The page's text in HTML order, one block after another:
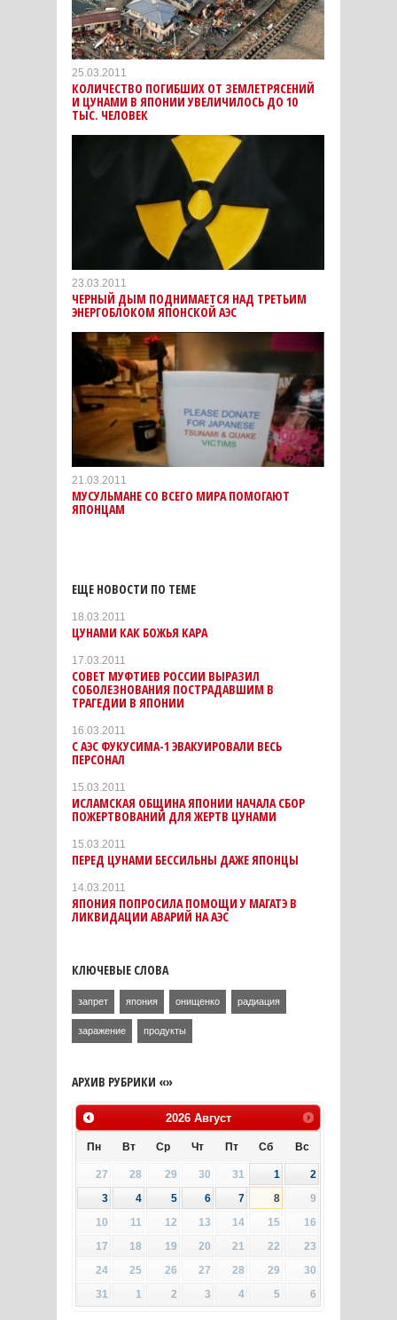
25.03.2011
КОЛИЧЕСТВО ПОГИБШИХ ОТ ЗЕМЛЕТРЯСЕНИЙ
И ЦУНАМИ В ЯПОНИИ УВЕЛИЧИЛОСЬ ДО 10
ТЫС. ЧЕЛОВЕК
23.03.2011
ЧЕРНЫЙ ДЫМ ПОДНИМАЕТСЯ НАД ТРЕТЬИМ
ЭНЕРГОБЛОКОМ ЯПОНСКОЙ АЭС
21.03.2011
МУСУЛЬМАНЕ СО ВСЕГО МИРА ПОМОГАЮТ
ЯПОНЦАМ
ЕЩЕ НОВОСТИ ПО ТЕМЕ
18.03.2011
ЦУНАМИ КАК БОЖЬЯ КАРА
17.03.2011
СОВЕТ МУФТИЕВ РОССИИ ВЫРАЗИЛ
СОБОЛЕЗНОВАНИЯ ПОСТРАДАВШИМ В
ТРАГЕДИИ В ЯПОНИИ
16.03.2011
С АЭС ФУКУСИМА-1 ЭВАКУИРОВАЛИ ВЕСЬ
ПЕРСОНАЛ
15.03.2011
ИСЛАМСКАЯ ОБЩИНА ЯПОНИИ НАЧАЛА СБОР
ПОЖЕРТВОВАНИЙ ДЛЯ ЖЕРТВ ЦУНАМИ
15.03.2011
ПЕРЕД ЦУНАМИ БЕССИЛЬНЫ ДАЖЕ ЯПОНЦЫ
14.03.2011
ЯПОНИЯ ПОПРОСИЛА ПОМОЩИ У МАГАТЭ В
ЛИКВИДАЦИИ АВАРИЙ НА АЭС
КЛЮЧЕВЫЕ СЛОВА
запрет япония онищенко радиация
заражение продукты
АРХИВ РУБРИКИ «»
2026 Август
Пн Вт Ср Чт Пт Сб Вс
27 28 29 30 31 1
2
3
4 5 6 7 8
9
10
11 12 13 14 15
16
17
18 19 20 21 22
23
24
25 26 27 28 29
30
31
1 2 3 4 5 6